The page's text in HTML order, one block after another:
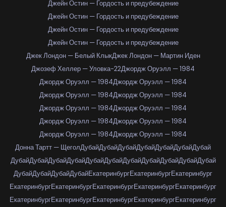
Джейн Остин — Гордость и предубеждение
Джейн Остин — Гордость и предубеждение
Джейн Остин — Гордость и предубеждение
Джейн Остин — Гордость и предубеждение
Джек Лондон — Белый КлыкДжек Лондон — Мартин Иден
Джозеф Хеллер — Уловка-22Джордж Оруэлл — 1984
Джордж Оруэлл — 1984Джордж Оруэлл — 1984
Джордж Оруэлл — 1984Джордж Оруэлл — 1984
Джордж Оруэлл — 1984Джордж Оруэлл — 1984
Джордж Оруэлл — 1984Джордж Оруэлл — 1984
Джордж Оруэлл — 1984Джордж Оруэлл — 1984
Донна Тартт — ЩеголДубайДубайДубайДубайДубайДубайДубай
ДубайДубайДубайДубайДубайДубайДубайДубайДубайДубайДубай
ДубайДубайДубайДубайЕкатеринбургЕкатеринбургЕкатеринбург
ЕкатеринбургЕкатеринбургЕкатеринбургЕкатеринбургЕкатеринбург
ЕкатеринбургЕкатеринбургЕкатеринбургЕкатеринбургЕкатеринбург